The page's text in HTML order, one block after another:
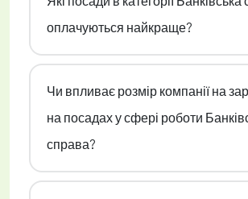
оплачуються найкраще?
Чи впливає розмір компанії на
на посадах у сфері роботи
справа?